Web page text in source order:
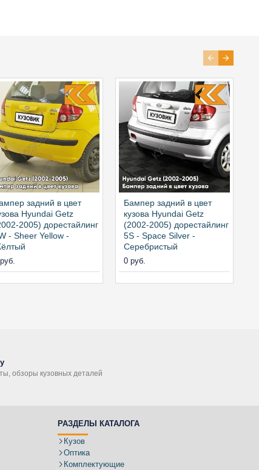
задний в цвет
Hyundai Getz
2005) дорестайлинг
- Sheer Yellow -
Бампер задний в цвет
кузова Hyundai Getz
(2002-2005) дорестайлинг
5S - Space Silver -
Серебристый
0 руб.
обзоры кузовных деталей
РАЗДЕЛЫ КАТАЛОГА
Кузов
Оптика
Комплектующие